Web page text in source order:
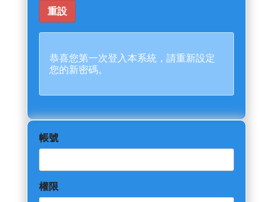
恭喜您第一次登入本系統，請重新設定
您的新密碼。
帳號
權限